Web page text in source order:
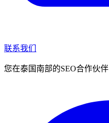
联系我们
您在泰国南部的SEO合作伙伴